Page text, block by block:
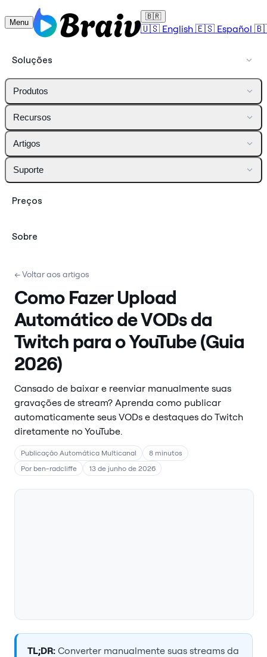
Menu
🇧🇷
🇺🇸 English 🇪🇸 Español
Soluções
Produtos
Recursos
Artigos
Suporte
Preços
Sobre
← Voltar aos artigos
Como Fazer Upload
Automático de VODs da
Twitch para o YouTube (Guia
2026)
Cansado de baixar e reenviar manualmente suas
gravações de stream? Aprenda como publicar
automaticamente seus VODs e destaques do Twitch
diretamente no YouTube.
Publicação Automática Multicanal
8 minutos
Por ben-radcliffe
13 de junho de 2026
TL;DR:Converter manualmente suas streams da